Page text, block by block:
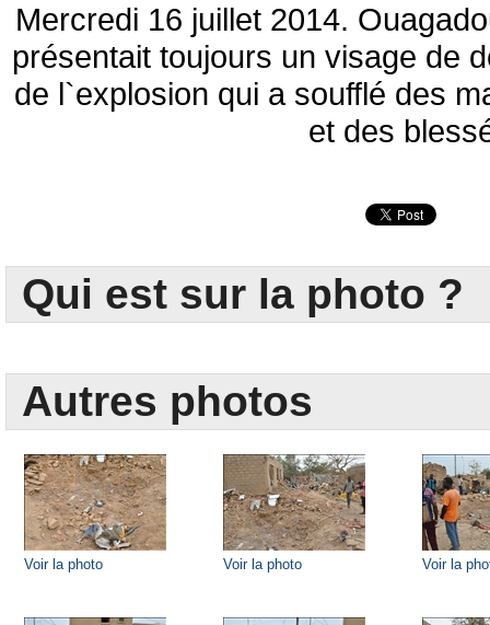
Mercredi 16 juillet 2014.
présentait toujours un visage de
de l`explosion qui a soufflé des
et des
Qui est sur la photo ?
Autres photos
Voir la photo Voir la photo Voir la